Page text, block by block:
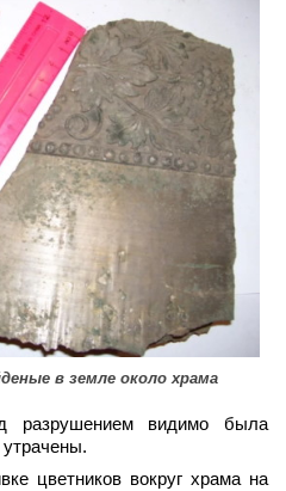
в земле около храма
разрушением видимо была
цветников вокруг храма на